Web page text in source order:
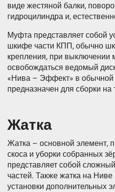
виде жестяной балки,
гидроцилиндра и,
Муфта представляет собой
шкифе части КПП, обычно
крепления, при выключении
освобождаться ведомый
«Нива – Эффект» в обычной
предназначен для сборки
Жатка
Жатка – основной элемент,
скоса и уборки собранных
представляет собой
частей. Также жатка на
установки дополнительных